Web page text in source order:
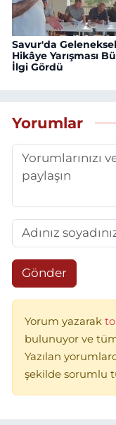
Savur'da Geleneksel
Hikâye Yarışması
İlgi Gördü
Yorumlar
Gönder
Yorum yazarak
bulunuyor ve
Yazılan
şekilde sorumlu